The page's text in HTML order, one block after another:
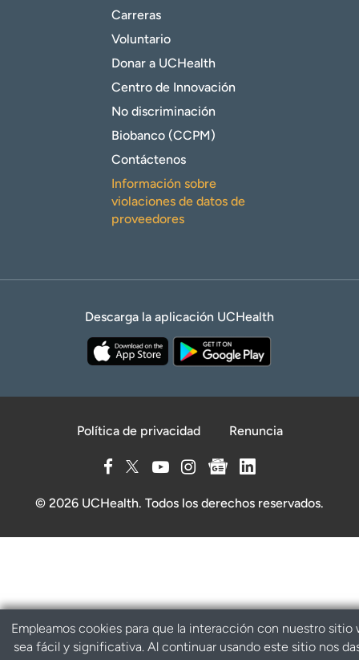
Carreras
Voluntario
Donar a UCHealth
Centro de Innovación
No discriminación
Biobanco (CCPM)
Contáctenos
Información sobre
violaciones de datos de
proveedores
Descarga la aplicación UCHealth
Política de privacidad Renuncia
© 2026 UCHealth. Todos los derechos reservados.
Empleamos cookies para que la interacción con nuestro sitio
sea fácil y significativa. Al continuar usando este sitio nos